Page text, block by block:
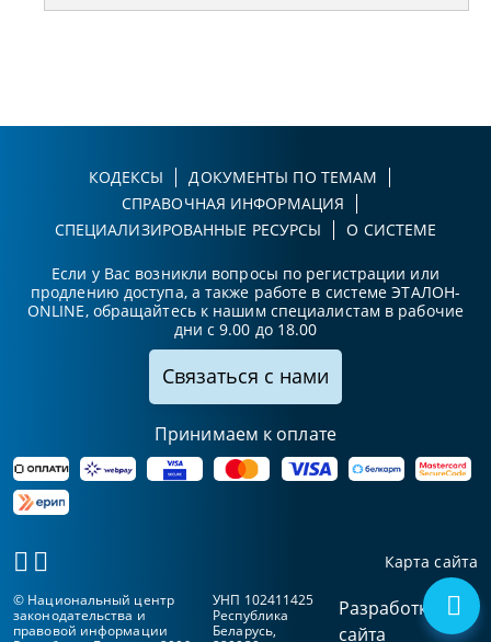
КОДЕКСЫ
ДОКУМЕНТЫ ПО ТЕМАМ
СПРАВОЧНАЯ ИНФОРМАЦИЯ
СПЕЦИАЛИЗИРОВАННЫЕ РЕСУРСЫ
О СИСТЕМЕ
Если у Вас возникли вопросы по регистрации или
продлению доступа, а также работе в системе ЭТАЛОН-
ONLINE, обращайтесь к нашим специалистам в рабочие
дни с 9.00 до 18.00
Связаться с нами
Принимаем к оплате
Карта сайта
© Национальный центр
законодательства и
правовой информации
УНП 102411425
Республика
Беларусь,
Разработка
сайта